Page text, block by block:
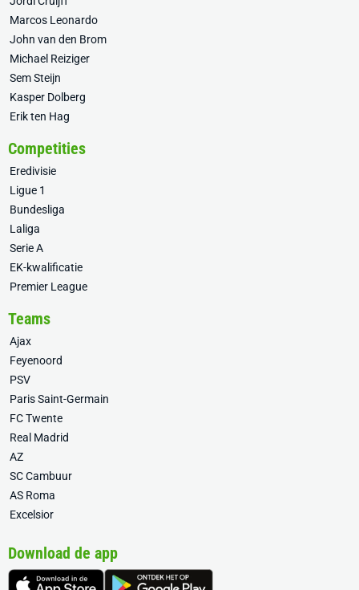
Marcos Leonardo
John van den Brom
Michael Reiziger
Sem Steijn
Kasper Dolberg
Erik ten Hag
Competities
Eredivisie
Ligue 1
Bundesliga
Laliga
Serie A
EK-kwalificatie
Premier League
Teams
Ajax
Feyenoord
PSV
Paris Saint-Germain
FC Twente
Real Madrid
AZ
SC Cambuur
AS Roma
Excelsior
Download de app